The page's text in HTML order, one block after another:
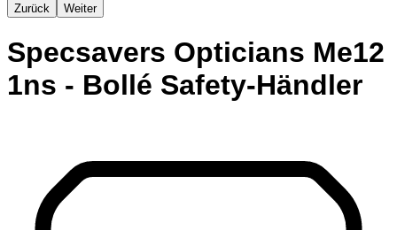
Zurück Weiter
Specsavers Opticians Me12
1ns - Bollé Safety-Händler